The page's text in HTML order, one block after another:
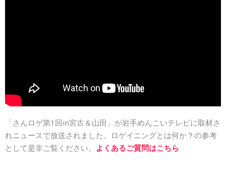
「さんロゲ第1回in宮古＆山田」が岩手めんこいテレビに取材さ
れニュースで放送されました。ロゲイニングとは何か？の参考
として是非ご覧ください。 よくあるご質問はこちら